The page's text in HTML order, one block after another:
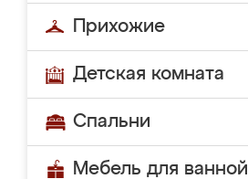
Прихожие
Детская комната
Спальни
Мебель для ванной